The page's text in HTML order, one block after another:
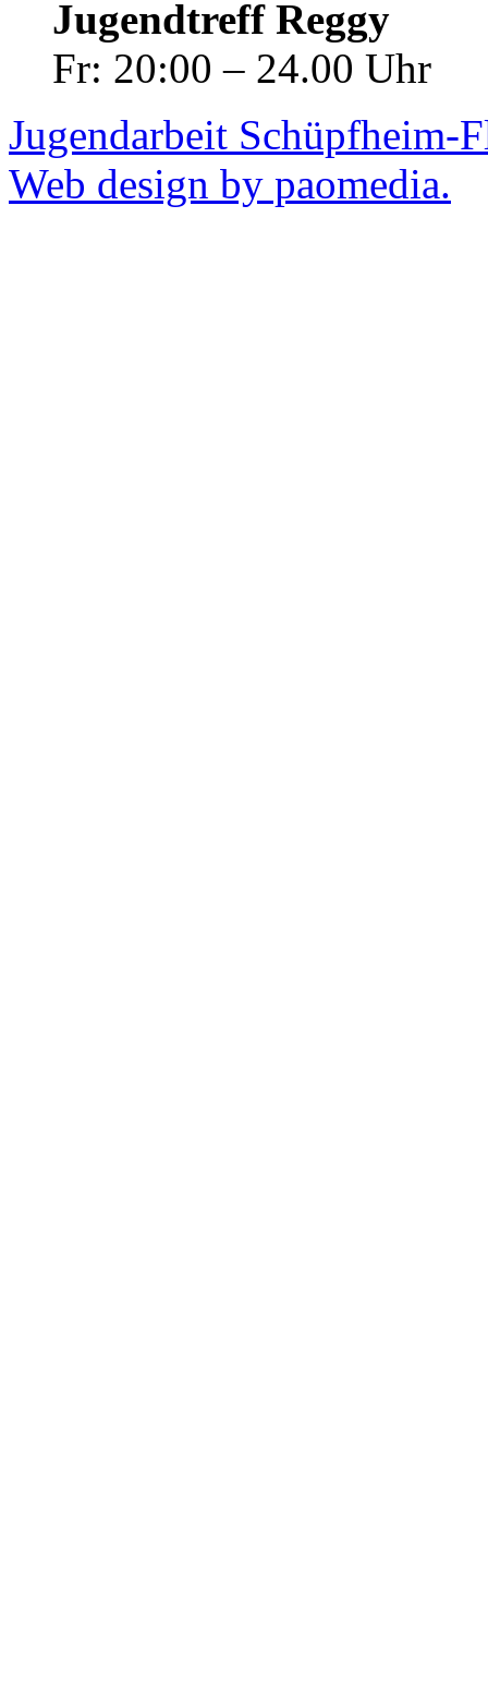
Jugendtreff Reggy
Fr: 20:00 – 24.00 Uhr
Jugendarbeit Schüpfheim-
Web design by paomedia.